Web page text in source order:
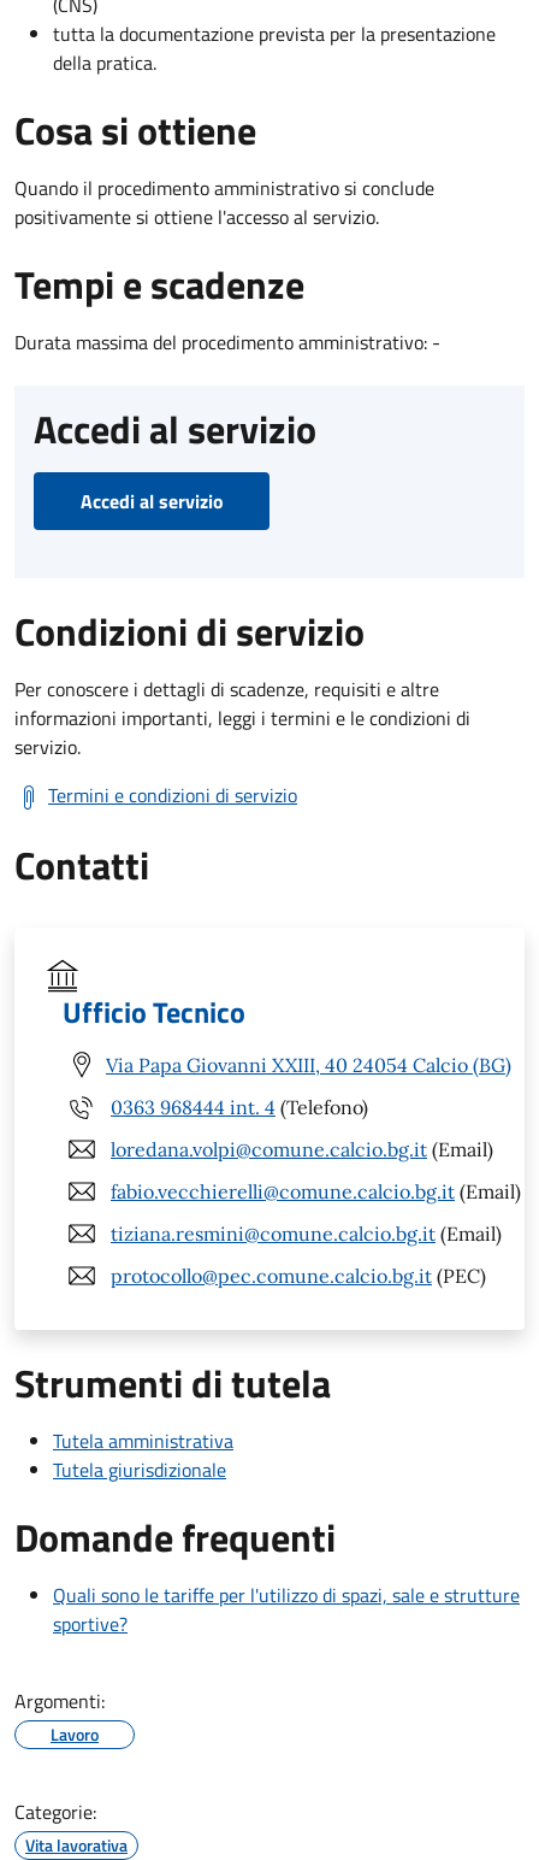
tutta la documentazione prevista per la presentazione
della pratica.
Cosa si ottiene
Quando il procedimento amministrativo si conclude
positivamente si ottiene l'accesso al servizio.
Tempi e scadenze
Durata massima del procedimento amministrativo: -
Accedi al servizio
Accedi al servizio
Condizioni di servizio
Per conoscere i dettagli di scadenze, requisiti e altre
informazioni importanti, leggi i termini e le condizioni di
servizio.
Termini e condizioni di servizio
Contatti
Ufficio Tecnico
Via Papa Giovanni XXIII, 40 24054 Calcio (BG)
0363 968444 int. 4 (Telefono)
loredana.volpi@comune.calcio.bg.it (Email)
fabio.vecchierelli@comune.calcio.bg.it (Email)
tiziana.resmini@comune.calcio.bg.it (Email)
protocollo@pec.comune.calcio.bg.it (PEC)
Strumenti di tutela
Tutela amministrativa
Tutela giurisdizionale
Domande frequenti
Quali sono le tariffe per l'utilizzo di spazi, sale e strutture
sportive?
Argomenti:
Lavoro
Categorie:
Vita lavorativa